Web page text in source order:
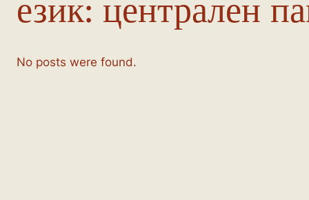
език: централен
No posts were found.